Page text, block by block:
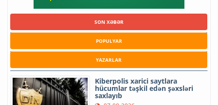
SON XƏBƏR
POPULYAR
YAZARLAR
Kiberpolis xarici saytlara
hücumlar təşkil edən şəxsləri
saxlayıb